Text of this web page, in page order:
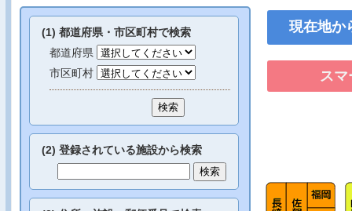
(1) 都道府県・市区町村で検索
都道府県
市区町村
(2) 登録されている施設から検索
現在地か